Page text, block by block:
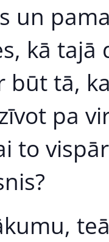
un
kā
būt tā,
pa
to